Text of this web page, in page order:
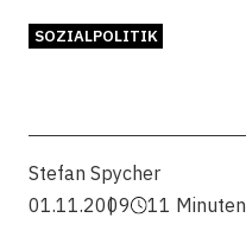
SOZIALPOLITIK
Stefan Spycher
01.11.2009
11 Minuten